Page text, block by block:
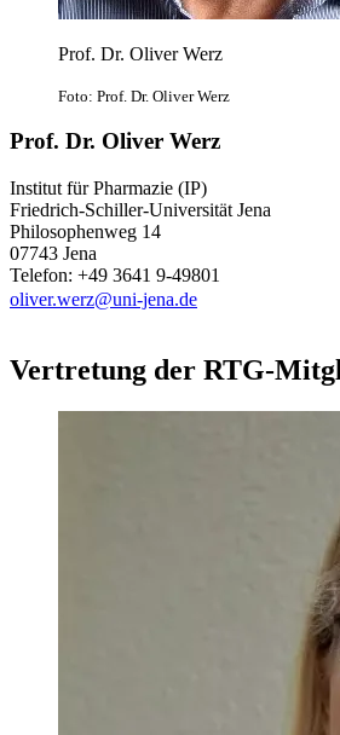
Prof. Dr. Oliver Werz
Foto: Prof. Dr. Oliver Werz
Prof. Dr. Oliver Werz
Institut für Pharmazie (IP)
Friedrich-Schiller-Universität Jena
Philosophenweg 14
07743 Jena
Telefon: +49 3641 9-49801
oliver.werz@uni-jena.de
Vertretung der RTG-